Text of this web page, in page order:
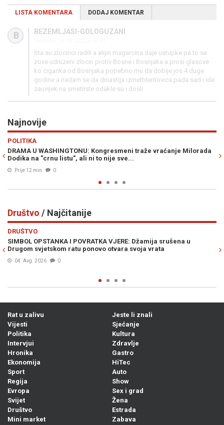
LISTA KOMENTARA DODAJ KOMENTAR
B BEZEMLJASI-GOLOGUZANI
Sta su zlocinci radili a alijin magarcina daje ustupke pa to se
zove udruzeni zlocin protiv Bosne i Bosnjaka a prosi glasove
ko ciganka od Bosnjaka potrebno mu da dobije jos 4 duge
godine a nadam se da dinastija izmetblentovica pada sad i ide
zauvijek na smetliste odakle su i dosli
Najnovije
Kongresmeni traže vraćanje Milorada
ali ni to nije sve...
NOVA IZNENAĐENJA U
Društvo / Najčitanije
VJERE: Džamija srušena u
ponovo otvara svoja vrata
CURE DETALJI DRAME
iz Bosne i Hercegovine,
Previous
Rat u zalivu
Vijesti
Politika
Intervjui
Hronika
Ekonomija
Sport
Regija
Evropa
Svijet
Društvo
Mini market
Jeste li znali
Sjećanje
Kultura
Zdravlje
Gastro
HiTec
Auto
Show
Sex i grad
Žena
Estrada
Zabava